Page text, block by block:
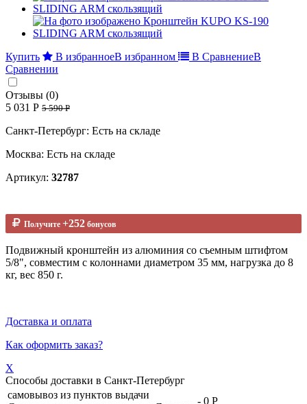
Купить В избранноеВ избранном В СравнениеВ
Сравнении
Отзывы (0)
5 031 Р 5 590 Р
Санкт-Петербург: Есть на складе
Москва: Есть на складе
Артикул: 32787
Получите +252 бонусов
Подвижный кронштейн из алюминия со съемным штифтом
5/8", совместим с колоннами диаметром 35 мм, нагрузка до 8
кг, вес 850 г.
Доставка и оплата
Как оформить заказ?
X
Способы доставки в Санкт-Петербург
самовывоз из пунктов выдачи
- 0 Р